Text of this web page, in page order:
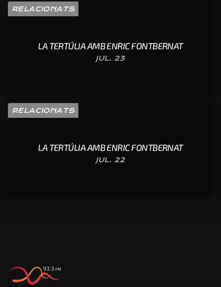
RELACIONATS
LA TERTÚLIA AMB ENRIC FONTBERNAT
JUL. 23
RELACIONATS
LA TERTÚLIA AMB ENRIC FONTBERNAT
JUL. 22